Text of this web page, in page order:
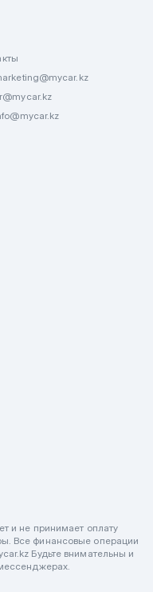
и не принимает оплату
Все финансовые операции
Будьте внимательны и